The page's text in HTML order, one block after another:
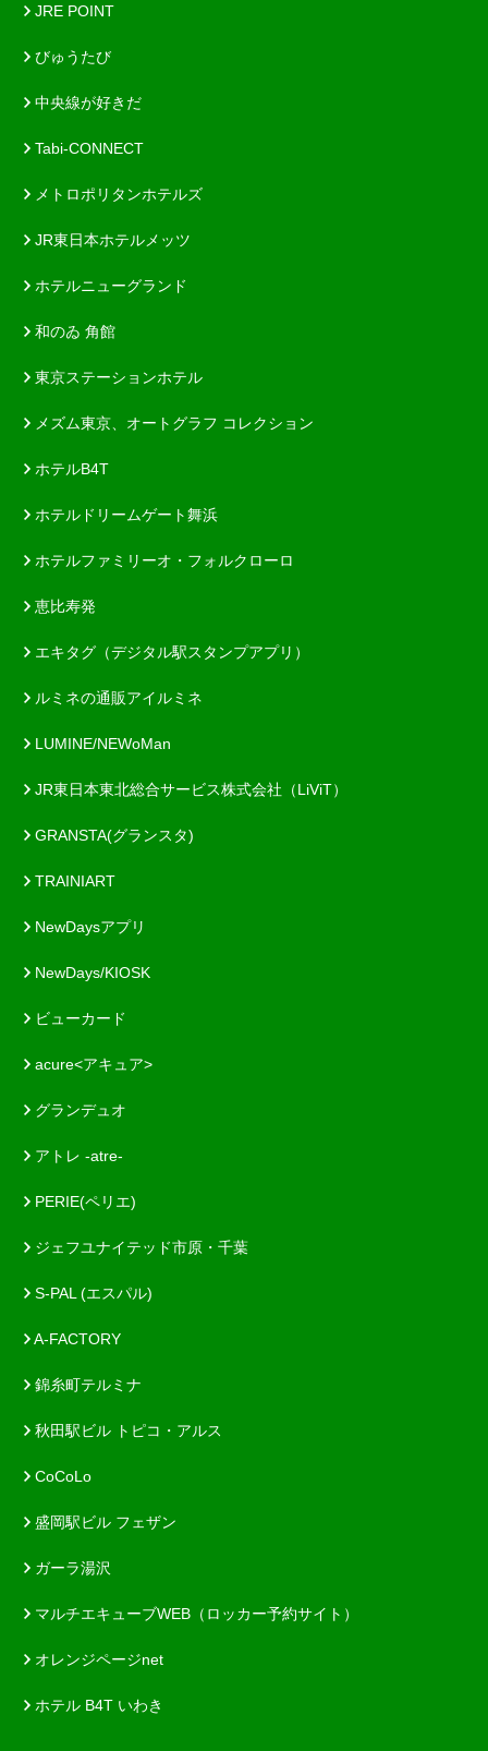
JRE POINT
びゅうたび
中央線が好きだ
Tabi-CONNECT
メトロポリタンホテルズ
JR東日本ホテルメッツ
ホテルニューグランド
和のゐ 角館
東京ステーションホテル
メズム東京、オートグラフ コレクション
ホテルB4T
ホテルドリームゲート舞浜
ホテルファミリーオ・フォルクローロ
恵比寿発
エキタグ（デジタル駅スタンプアプリ）
ルミネの通販アイルミネ
LUMINE/NEWoMan
JR東日本東北総合サービス株式会社（LiViT）
GRANSTA(グランスタ)
TRAINIART
NewDaysアプリ
NewDays/KIOSK
ビューカード
acure<アキュア>
グランデュオ
アトレ -atre-
PERIE(ペリエ)
ジェフユナイテッド市原・千葉
S-PAL (エスパル)
A-FACTORY
錦糸町テルミナ
秋田駅ビル トピコ・アルス
CoCoLo
盛岡駅ビル フェザン
ガーラ湯沢
マルチエキューブWEB（ロッカー予約サイト）
オレンジページnet
ホテル B4T いわき